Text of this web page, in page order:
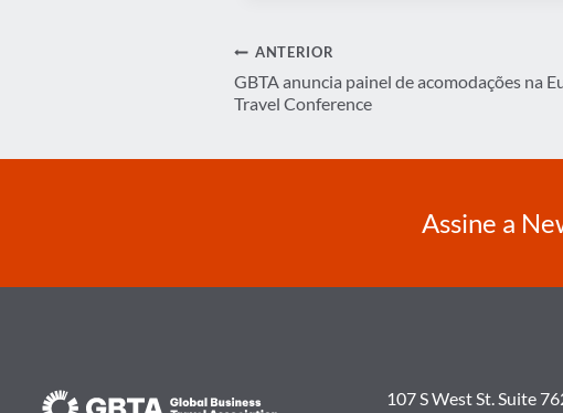
Navegação
de
Post
ANTERIOR
GBTA anuncia painel de acomodações na
Travel Conference
Assine a
107 S West St. Suite